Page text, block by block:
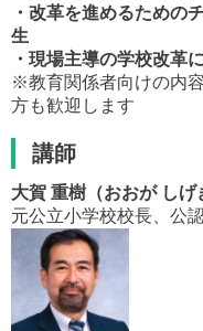
・改革を進めるための
生
・現場主導の学校改革
※教育関係者向けの内
方も歓迎します
講師
大賀 重樹（おおが しげ
元公立小学校校長、公